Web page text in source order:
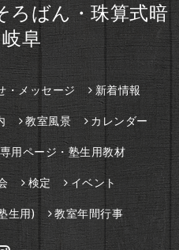
ろばん・珠算式暗
阜
・メッセージ 新着情報
教室風景 カレンダー
用ページ・塾生用教材
検定 イベント
生用) 教室年間行事